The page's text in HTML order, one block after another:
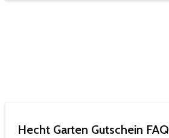
Hecht Garten Gutschein FAQ